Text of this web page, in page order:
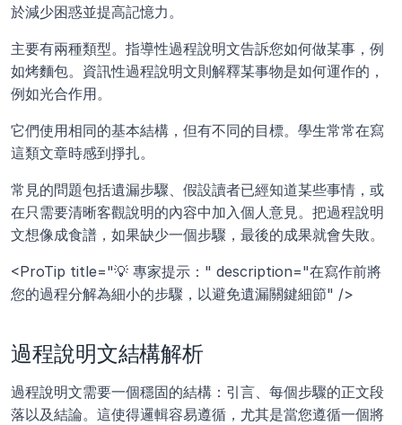
於減少困惑並提高記憶力。
主要有兩種類型。指導性過程說明文告訴您如何做某事，例
如烤麵包。資訊性過程說明文則解釋某事物是如何運作的，
例如光合作用。
它們使用相同的基本結構，但有不同的目標。學生常常在寫
這類文章時感到掙扎。
常見的問題包括遺漏步驟、假設讀者已經知道某些事情，或
在只需要清晰客觀說明的內容中加入個人意見。把過程說明
文想像成食譜，如果缺少一個步驟，最後的成果就會失敗。
<ProTip title="💡 專家提示：" description="在寫作前將
您的過程分解為細小的步驟，以避免遺漏關鍵細節" />
過程說明文結構解析
過程說明文需要一個穩固的結構：引言、每個步驟的正文段
落以及結論。這使得邏輯容易遵循，尤其是當您遵循一個將